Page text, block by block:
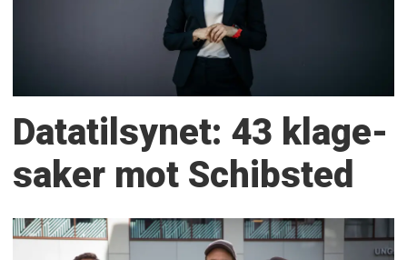
Datatilsynet: 43 klage­
saker mot Schibsted